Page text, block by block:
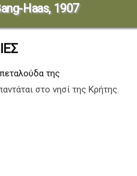
Haas, 1907
της
στο νησί της Κρήτης.